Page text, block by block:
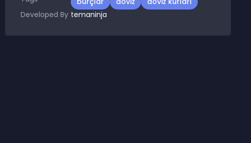
Developed By temaninja